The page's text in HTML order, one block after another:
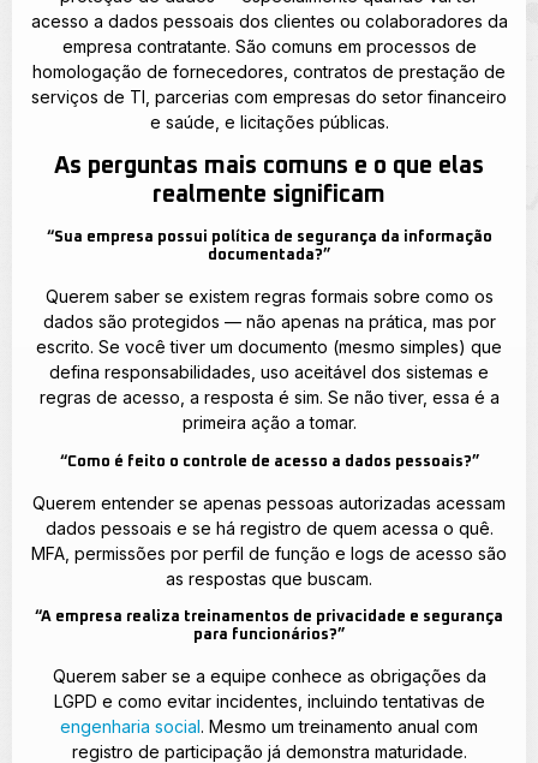
acesso a dados pessoais dos clientes ou colaboradores da
empresa contratante. São comuns em processos de
homologação de fornecedores, contratos de prestação de
serviços de TI, parcerias com empresas do setor financeiro
e saúde, e licitações públicas.
As perguntas mais comuns e o que elas
realmente significam
“Sua empresa possui política de segurança da informação
documentada?”
Querem saber se existem regras formais sobre como os
dados são protegidos — não apenas na prática, mas por
escrito. Se você tiver um documento (mesmo simples) que
defina responsabilidades, uso aceitável dos sistemas e
regras de acesso, a resposta é sim. Se não tiver, essa é a
primeira ação a tomar.
“Como é feito o controle de acesso a dados pessoais?”
Querem entender se apenas pessoas autorizadas acessam
dados pessoais e se há registro de quem acessa o quê.
MFA, permissões por perfil de função e logs de acesso são
as respostas que buscam.
“A empresa realiza treinamentos de privacidade e segurança
para funcionários?”
Querem saber se a equipe conhece as obrigações da
LGPD e como evitar incidentes, incluindo tentativas de
engenharia social. Mesmo um treinamento anual com
registro de participação já demonstra maturidade.